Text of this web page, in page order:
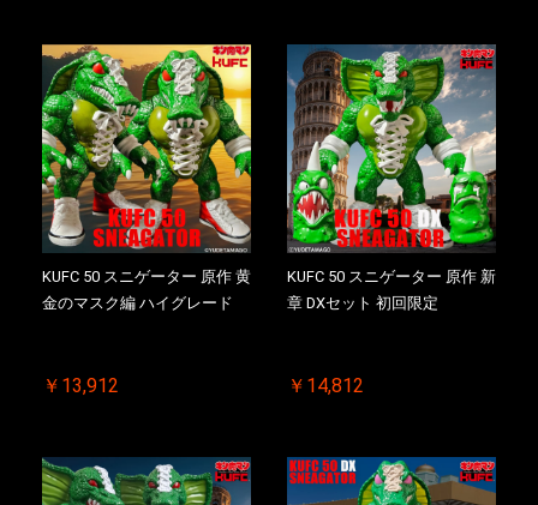
KUFC 50 スニゲーター 原作 黄
金のマスク編 ハイグレード
￥13,912
KUFC 50 スニゲーター 原作 新
章 DXセット 初回限定
￥14,812